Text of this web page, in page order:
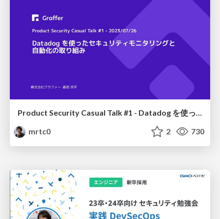
mrtc0
2 730